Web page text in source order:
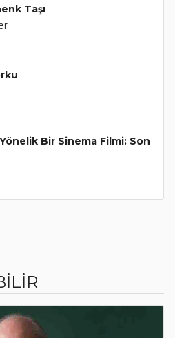
Taşı
Bir Sinema Filmi: Son